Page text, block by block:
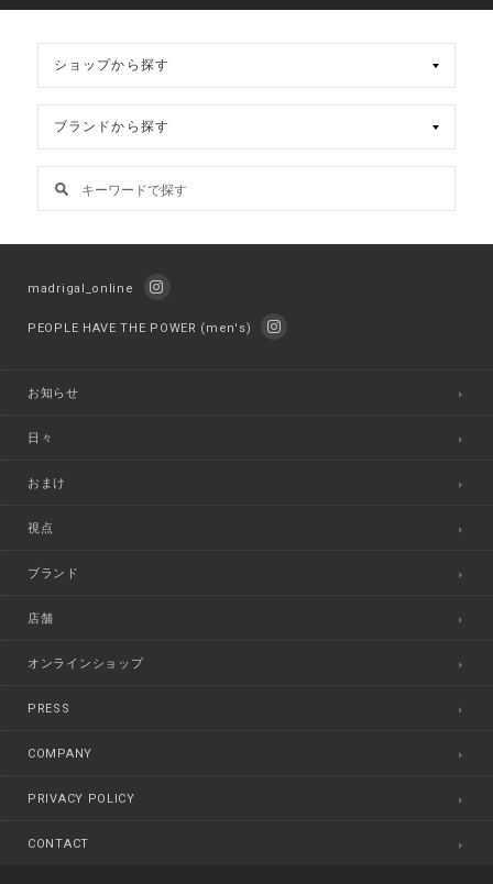
ブ
madrigal_online
PEOPLE HAVE THE POWER (men's)
お知らせ
日々
おまけ
視点
ブランド
店舗
オンラインショップ
PRESS
COMPANY
PRIVACY POLICY
CONTACT